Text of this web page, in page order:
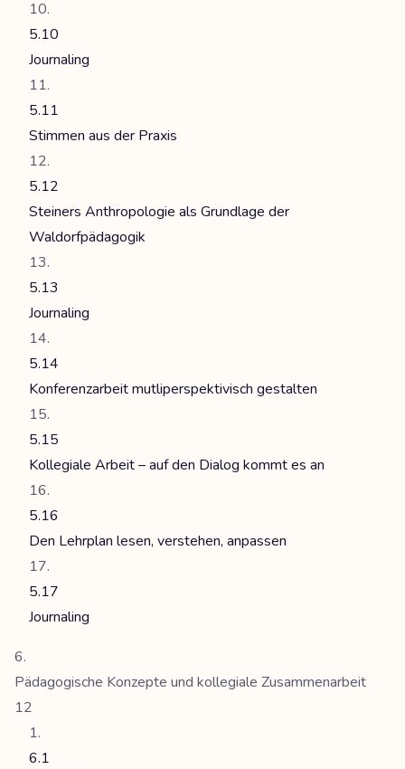
5.10
Journaling
5.11
Stimmen aus der Praxis
5.12
Steiners Anthropologie als Grundlage der
Waldorfpädagogik
5.13
Journaling
5.14
Konferenzarbeit mutliperspektivisch gestalten
5.15
Kollegiale Arbeit – auf den Dialog kommt es an
5.16
Den Lehrplan lesen, verstehen, anpassen
5.17
Journaling
Pädagogische Konzepte und kollegiale Zusammenarbeit
12
6.1